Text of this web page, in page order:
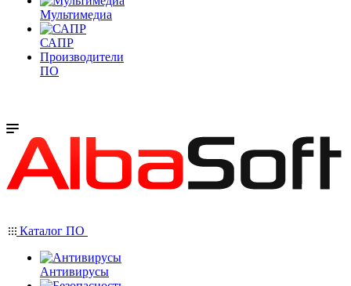
Мультимедиа
САПР
Производители
ПО
Каталог ПО
Антивирусы